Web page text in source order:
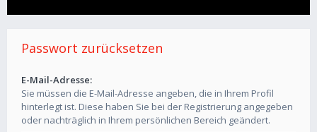
Passwort zurücksetzen
E-Mail-Adresse:
Sie müssen die E-Mail-Adresse angeben, die in Ihrem Profil
hinterlegt ist. Diese haben Sie bei der Registrierung angegeben
oder nachträglich in Ihrem persönlichen Bereich geändert.